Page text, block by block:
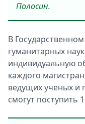
Полосин.
В
гуманитарных
индивидуальную
каждого
ведущих ученых и
смогут поступить